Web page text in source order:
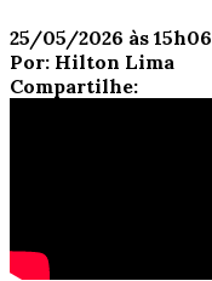
25/05/2026 às 15h06
Por: Hilton Lima
Compartilhe: